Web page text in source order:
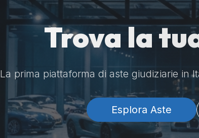
Trova la
La prima piattaforma di aste giudiziarie in
Esplora Aste